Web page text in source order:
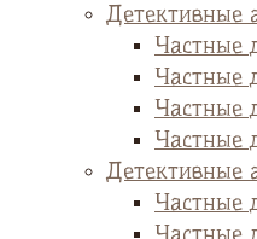
Детективные
Частные
Частные
Частные
Частные
Детективные
Частные